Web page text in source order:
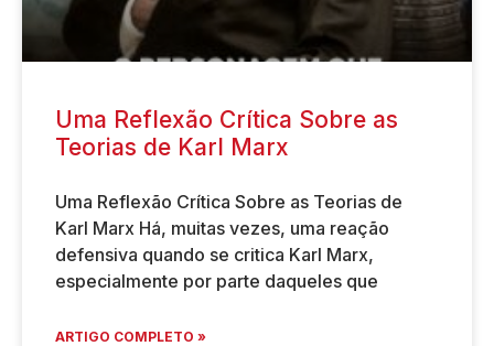
Uma Reflexão Crítica Sobre as
Teorias de Karl Marx
Uma Reflexão Crítica Sobre as Teorias de
Karl Marx Há, muitas vezes, uma reação
defensiva quando se critica Karl Marx,
especialmente por parte daqueles que
ARTIGO COMPLETO »